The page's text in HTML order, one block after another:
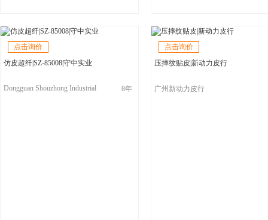
点击询价
仿皮超纤|SZ-85008|守中实业
Dongguan Shouzhong Industrial
8年
点击询价
压摔纹贴皮|新动力皮行
广州新动力皮行